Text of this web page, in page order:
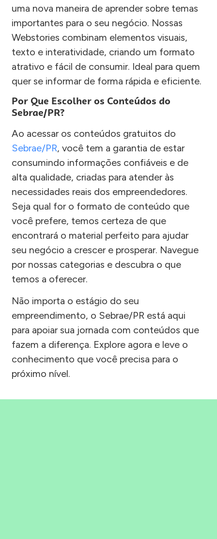
uma nova maneira de aprender sobre temas
importantes para o seu negócio. Nossas
Webstories combinam elementos visuais,
texto e interatividade, criando um formato
atrativo e fácil de consumir. Ideal para quem
quer se informar de forma rápida e eficiente.
Por Que Escolher os Conteúdos do
Sebrae/PR?
Ao acessar os conteúdos gratuitos do
Sebrae/PR, você tem a garantia de estar
consumindo informações confiáveis e de
alta qualidade, criadas para atender às
necessidades reais dos empreendedores.
Seja qual for o formato de conteúdo que
você prefere, temos certeza de que
encontrará o material perfeito para ajudar
seu negócio a crescer e prosperar. Navegue
por nossas categorias e descubra o que
temos a oferecer.
Não importa o estágio do seu
empreendimento, o Sebrae/PR está aqui
para apoiar sua jornada com conteúdos que
fazem a diferença. Explore agora e leve o
conhecimento que você precisa para o
próximo nível.